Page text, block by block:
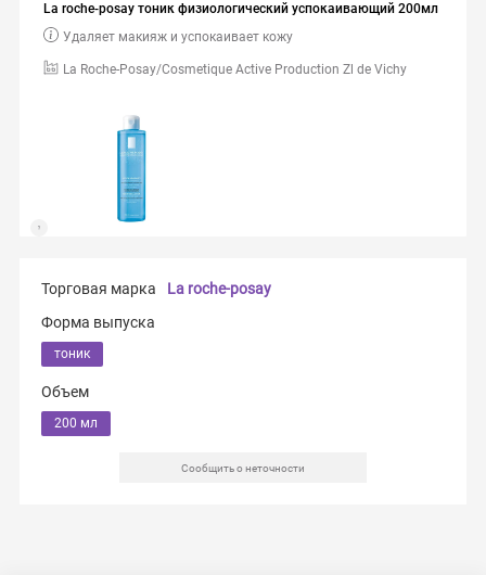
La roche-posay тоник физиологический успокаивающий 200мл
La Roche-Posay/Cosmetique Active Production Zl de Vichy
Удаляет макияж и успокаивает кожу
Торговая марка
La roche-posay
Форма выпуска
тоник
Объем
200 мл
Сообщить о неточности